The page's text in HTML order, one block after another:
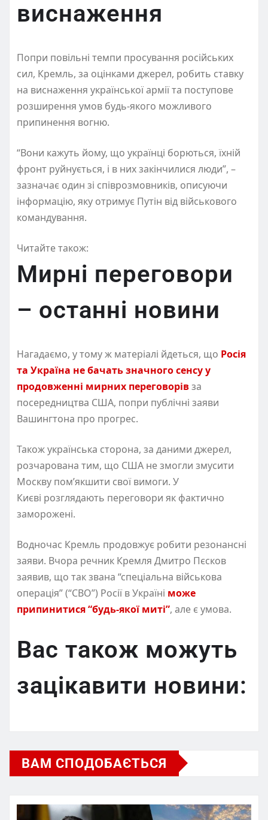
виснаження
Попри повільні темпи просування російських
сил, Кремль, за оцінками джерел, робить ставку
на виснаження української армії та поступове
розширення умов будь-якого можливого
припинення вогню.
“Вони кажуть йому, що українці борються, їхній
фронт руйнується, і в них закінчилися люди”, –
зазначає один зі співрозмовників, описуючи
інформацію, яку отримує Путін від військового
командування.
Читайте також:
Мирні переговори
– останні новини
Нагадаємо, у тому ж матеріалі йдеться, що Росія
та Україна не бачать значного сенсу у
продовженні мирних переговорівза
посередництва США, попри публічні заяви
Вашингтона про прогрес.
Також українська сторона, за даними джерел,
розчарована тим, що США не змогли змусити
Москву пом’якшити свої вимоги. У
Києві розглядають переговори як фактично
заморожені.
Водночас Кремль продовжує робити резонансні
заяви. Вчора речник Кремля Дмитро Пєсков
заявив, що так звана “спеціальна військова
операція” (“СВО”) Росії в Україні може
припинитися “будь-якої миті”, але є умова.
Вас також можуть
зацікавити новини:
ВАМ СПОДОБАЄТЬСЯ